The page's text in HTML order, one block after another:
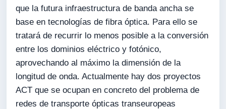
que la futura infraestructura de banda ancha se
base en tecnologías de fibra óptica. Para ello se
tratará de recurrir lo menos posible a la conversión
entre los dominios eléctrico y fotónico,
aprovechando al máximo la dimensión de la
longitud de onda. Actualmente hay dos proyectos
ACT que se ocupan en concreto del problema de
redes de transporte ópticas transeuropeas